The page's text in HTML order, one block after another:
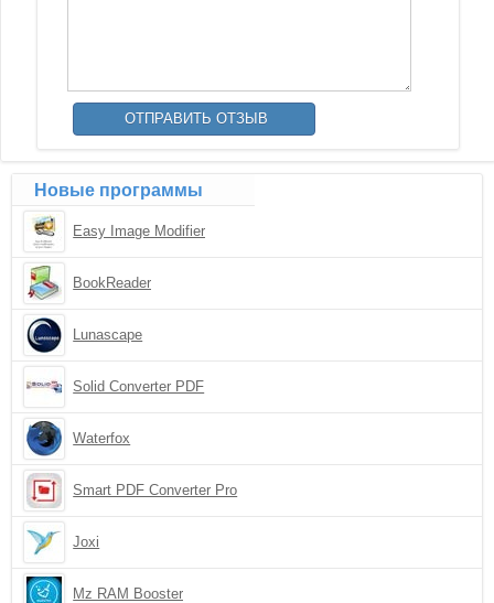
Новые программы
Easy Image Modifier
BookReader
Lunascape
Solid Converter PDF
Waterfox
Smart PDF Converter Pro
Joxi
Mz RAM Booster